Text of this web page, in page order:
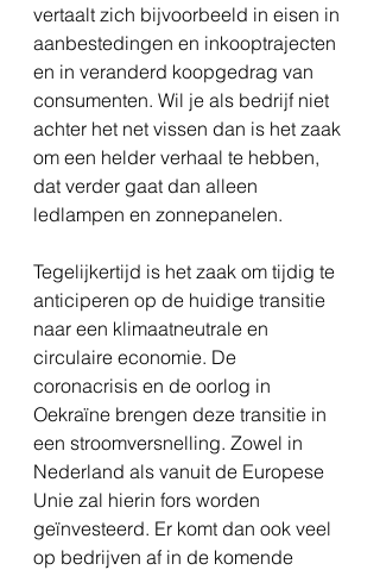
vertaalt zich bijvoorbeeld in eisen in
aanbestedingen en inkooptrajecten
en in veranderd koopgedrag van
consumenten. Wil je als bedrijf niet
achter het net vissen dan is het zaak
om een helder verhaal te hebben,
dat verder gaat dan alleen
ledlampen en zonnepanelen.
Tegelijkertijd is het zaak om tijdig te
anticiperen op de huidige transitie
naar een klimaatneutrale en
circulaire economie. De
coronacrisis en de oorlog in
Oekraïne brengen deze transitie in
een stroomversnelling. Zowel in
Nederland als vanuit de Europese
Unie zal hierin fors worden
geïnvesteerd. Er komt dan ook veel
op bedrijven af in de komende